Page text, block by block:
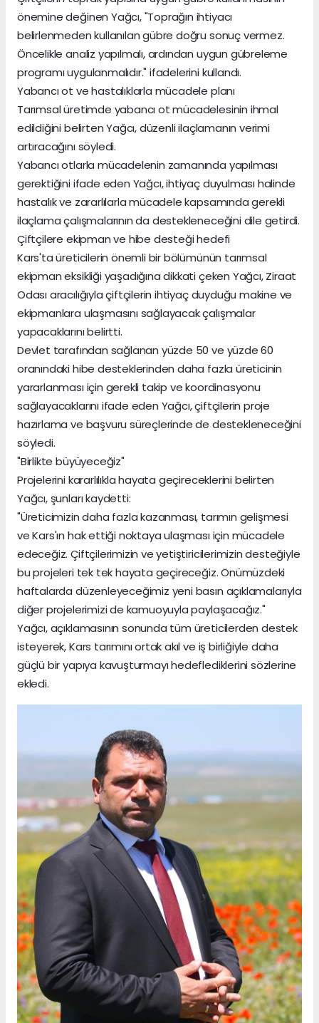
önemine değinen Yağcı, "Toprağın ihtiyacı
belirlenmeden kullanılan gübre doğru sonuç vermez.
Öncelikle analiz yapılmalı, ardından uygun gübreleme
programı uygulanmalıdır." ifadelerini kullandı.
Yabancı ot ve hastalıklarla mücadele planı
Tarımsal üretimde yabancı ot mücadelesinin ihmal
edildiğini belirten Yağcı, düzenli ilaçlamanın verimi
artıracağını söyledi.
Yabancı otlarla mücadelenin zamanında yapılması
gerektiğini ifade eden Yağcı, ihtiyaç duyulması halinde
hastalık ve zararlılarla mücadele kapsamında gerekli
ilaçlama çalışmalarının da destekleneceğini dile getirdi.
Çiftçilere ekipman ve hibe desteği hedefi
Kars'ta üreticilerin önemli bir bölümünün tarımsal
ekipman eksikliği yaşadığına dikkati çeken Yağcı, Ziraat
Odası aracılığıyla çiftçilerin ihtiyaç duyduğu makine ve
ekipmanlara ulaşmasını sağlayacak çalışmalar
yapacaklarını belirtti.
Devlet tarafından sağlanan yüzde 50 ve yüzde 60
oranındaki hibe desteklerinden daha fazla üreticinin
yararlanması için gerekli takip ve koordinasyonu
sağlayacaklarını ifade eden Yağcı, çiftçilerin proje
hazırlama ve başvuru süreçlerinde de destekleneceğini
söyledi.
"Birlikte büyüyeceğiz"
Projelerini kararlılıkla hayata geçireceklerini belirten
Yağcı, şunları kaydetti:
"Üreticimizin daha fazla kazanması, tarımın gelişmesi
ve Kars'ın hak ettiği noktaya ulaşması için mücadele
edeceğiz. Çiftçilerimizin ve yetiştiricilerimizin desteğiyle
bu projeleri tek tek hayata geçireceğiz. Önümüzdeki
haftalarda düzenleyeceğimiz yeni basın açıklamalarıyla
diğer projelerimizi de kamuoyuyla paylaşacağız."
Yağcı, açıklamasının sonunda tüm üreticilerden destek
isteyerek, Kars tarımını ortak akıl ve iş birliğiyle daha
güçlü bir yapıya kavuşturmayı hedeflediklerini sözlerine
ekledi.